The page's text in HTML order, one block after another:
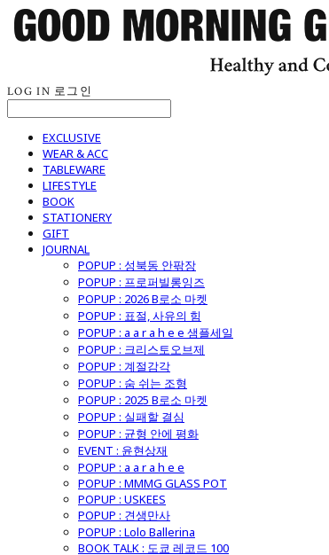
LOG IN 로그인
EXCLUSIVE
WEAR & ACC
TABLEWARE
LIFESTYLE
BOOK
STATIONERY
GIFT
JOURNAL
POPUP : 성북동 안팎장
POPUP : 프로퍼빌롱잉즈
POPUP : 2026 B로소 마켓
POPUP : 표절, 사유의 힘
POPUP : a a r a h e e 샘플세일
POPUP : 크리스토오브제
POPUP : 계절감각
POPUP : 숨 쉬는 조형
POPUP : 2025 B로소 마켓
POPUP : 실패할 결심
POPUP : 균형 안에 평화
EVENT : 윤현상재
POPUP : a a r a h e e
POPUP : MMMG GLASS POT
POPUP : USKEES
POPUP : 견생만사
POPUP : Lolo Ballerina
BOOK TALK : 도쿄 레코드 100